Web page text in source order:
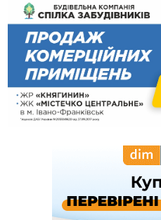
14:02
«Пілот з Лондона»
майже 64 тисячі гривень
13:13
У четвер на Прикарпатті
13:00
На Снятинщині спіймали
у полі невідому речовину
12:29
У МОЗ змінили підхід до
роботи стаціонарів
12:07
На межі Прикарпаття і
У Франківську та Яремче
Росія вдарила по Харкову
пошкоджено цивільне
Верховний суд повернув